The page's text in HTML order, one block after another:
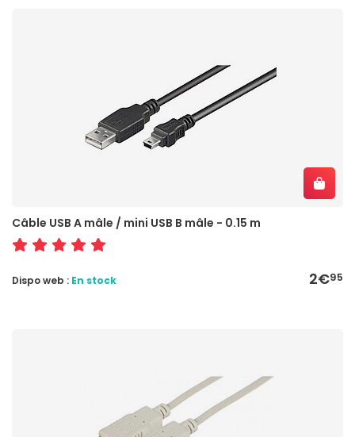
Câble USB A mâle / mini USB B mâle - 0.15 m
2€95
Dispo web : En stock